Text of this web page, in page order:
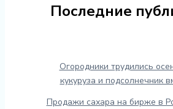
Последние
Огородники трудились
кукуруза и подсолнечник
Продажи сахара на бирже в